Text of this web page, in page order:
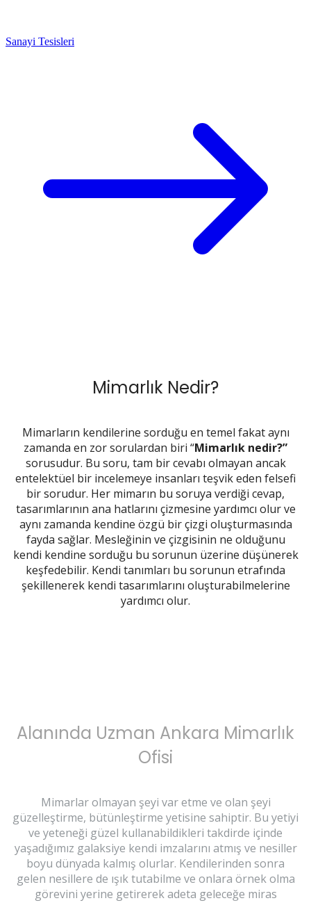
Sanayi Tesisleri
Mimarlık Nedir?
Mimarların kendilerine sorduğu en temel fakat aynı
zamanda en zor sorulardan biri “Mimarlık nedir?”
sorusudur. Bu soru, tam bir cevabı olmayan ancak
entelektüel bir incelemeye insanları teşvik eden felsefi
bir sorudur. Her mimarın bu soruya verdiği cevap,
tasarımlarının ana hatlarını çizmesine yardımcı olur ve
aynı zamanda kendine özgü bir çizgi oluşturmasında
fayda sağlar. Mesleğinin ve çizgisinin ne olduğunu
kendi kendine sorduğu bu sorunun üzerine düşünerek
keşfedebilir. Kendi tanımları bu sorunun etrafında
şekillenerek kendi tasarımlarını oluşturabilmelerine
yardımcı olur.
Alanında Uzman Ankara Mimarlık
Ofisi
Mimarlar olmayan şeyi var etme ve olan şeyi
güzelleştirme, bütünleştirme yetisine sahiptir. Bu yetiyi
ve yeteneği güzel kullanabildikleri takdirde içinde
yaşadığımız galaksiye kendi imzalarını atmış ve nesiller
boyu dünyada kalmış olurlar. Kendilerinden sonra
gelen nesillere de ışık tutabilme ve onlara örnek olma
görevini yerine getirerek adeta geleceğe miras